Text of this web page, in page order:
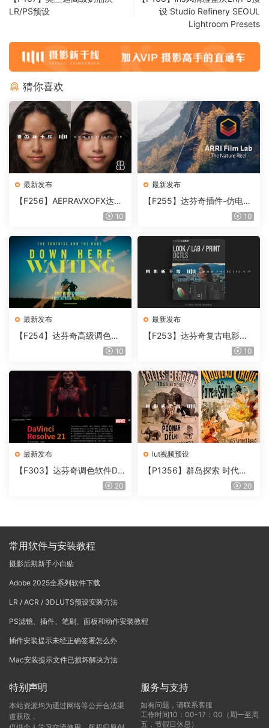
LR/PS预设
设 Studio Refinery SEOUL
Lightroom Presets
猜你喜欢
最新发布
【F256】AEPRAVXOFX达芬
奇视频人像磨皮润肤美颜插件
10
最新发布
【F255】达芬奇插件-仿电影
胶片视频调色插件 ARRI Film
10
最新发布
【F254】达芬奇高级调色插
件 Contour V2.2.2 WinMac10
最新发布
【F253】达芬奇复古电影胶
片质感DCTL节点调色预设 M
T V4.0
10
最新发布
【F303】达芬奇调色软件Da
Vinci Resolve Studio21.0.320
lut视频预设
【P1356】群岛探索 时代马
戏团 – QUEST 60 调色预设A
20
常用软件与安装教程
摄影后期新手小白贴
Adobe 2025全系列软件下载
LR / ACR / 3DLUTS预设安装方法
PS滤镜、插件、笔刷、面板和动作安装教程
插件安装提示未经正确签署怎么办
Mac安装提示文件已损坏解决方法
特别声明
本站资源均为通过网络等公开合法渠
道获取，
服务与支持
如有问题，请联系客服
工作时间10：00-17：00（周一至周
五，节假日休息）